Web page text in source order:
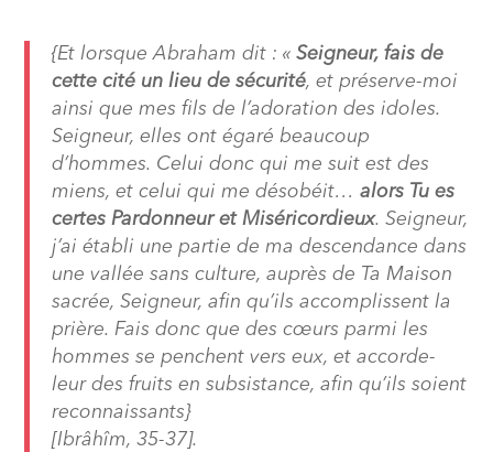
{Et lorsque Abraham dit : «Seigneur, fais de
cette cité un lieu de sécurité, et préserve-moi
ainsi que mes fils de l’adoration des idoles.
Seigneur, elles ont égaré beaucoup
d’hommes. Celui donc qui me suit est des
miens, et celui qui me désobéit…alors Tu es
certes Pardonneur et Miséricordieux. Seigneur,
j’ai établi une partie de ma descendance dans
une vallée sans culture, auprès de Ta Maison
sacrée, Seigneur, afin qu’ils accomplissent la
prière. Fais donc que des cœurs parmi les
hommes se penchent vers eux, et accorde-
leur des fruits en subsistance, afin qu’ils soient
reconnaissants}
[Ibrâhîm, 35-37].